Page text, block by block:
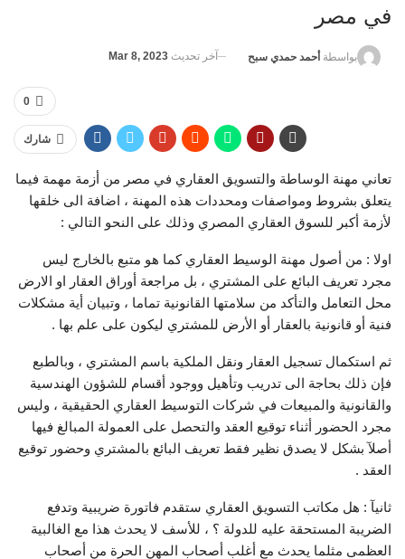
في مصر
بواسطة أحمد حمدي سبح آخر تحديث Mar 8, 2023
0
شارك
تعاني مهنة الوساطة والتسويق العقاري في مصر من أزمة مهمة فيما
يتعلق بشروط ومواصفات ومحددات هذه المهنة ، اضافة الى خلقها
لأزمة أكبر للسوق العقاري المصري وذلك على النحو التالي :
اولا : من أصول مهنة الوسيط العقاري كما هو متبع بالخارج ليس
مجرد تعريف البائع على المشتري ، بل مراجعة أوراق العقار او الارض
محل التعامل والتأكد من سلامتها القانونية تماما ، وتبيان أية مشكلات
فنية أو قانونية بالعقار أو الأرض للمشتري ليكون على علم بها .
ثم استكمال تسجيل العقار ونقل الملكية باسم المشتري ، وبالطبع
فإن ذلك بحاجة الى تدريب وتأهيل ووجود أقسام للشؤون الهندسية
والقانونية والمبيعات في شركات التوسيط العقاري الحقيقية ، وليس
مجرد الحضور أثناء توقيع العقد والتحصل على العمولة المبالغ فيها
أصلآ بشكل لا يصدق نظير فقط تعريف البائع بالمشتري وحضور توقيع
العقد .
ثانيآ : هل مكاتب التسويق العقاري ستقدم فاتورة ضريبية وتدفع
الضريبة المستحقة عليه للدولة ؟ ، للأسف لا يحدث هذا مع الغالبية
العظمى مثلما يحدث مع أغلب أصحاب المهن الحرة من أصحاب